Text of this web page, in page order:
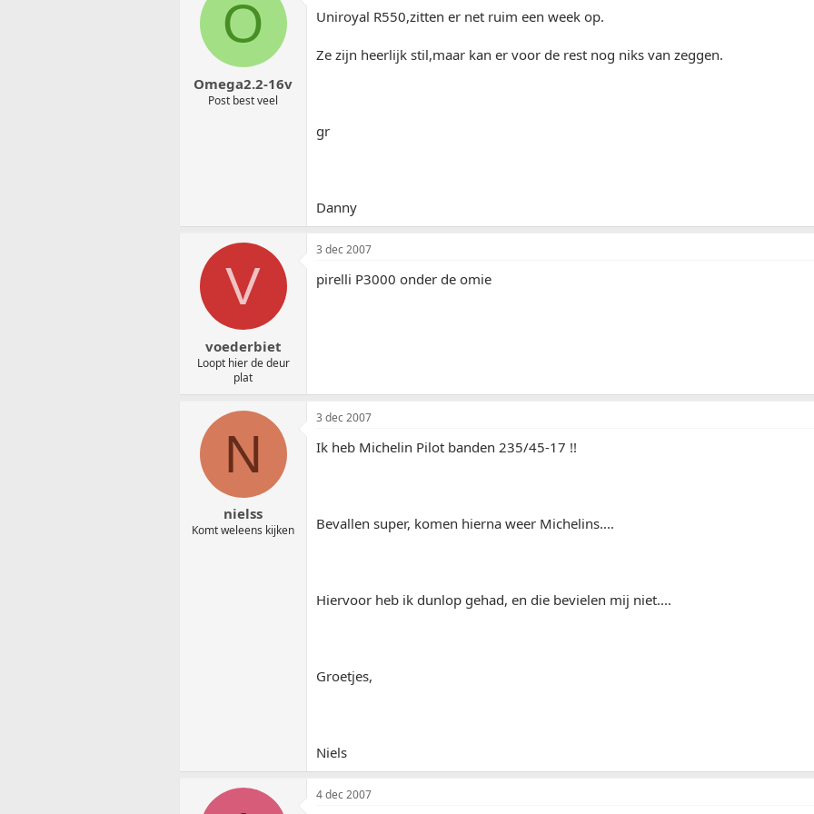
O
Omega2.2-16v
Post best veel
Uniroyal R550,zitten er net ruim een week op.
Ze zijn heerlijk stil,maar kan er voor de rest nog niks van zeggen.
gr
Danny
V
voederbiet
Loopt hier de deur
plat
3 dec 2007
pirelli P3000 onder de omie
N
nielss
Komt weleens kijken
3 dec 2007
Ik heb Michelin Pilot banden 235/45-17 !!
Bevallen super, komen hierna weer Michelins....
Hiervoor heb ik dunlop gehad, en die bevielen mij niet....
Groetjes,
Niels
4 dec 2007